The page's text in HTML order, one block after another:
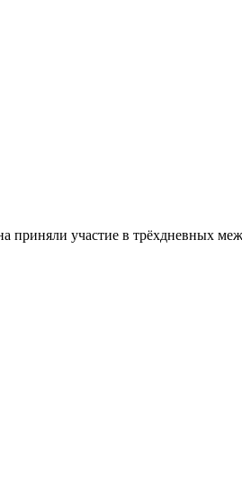
участие в трёхдневных